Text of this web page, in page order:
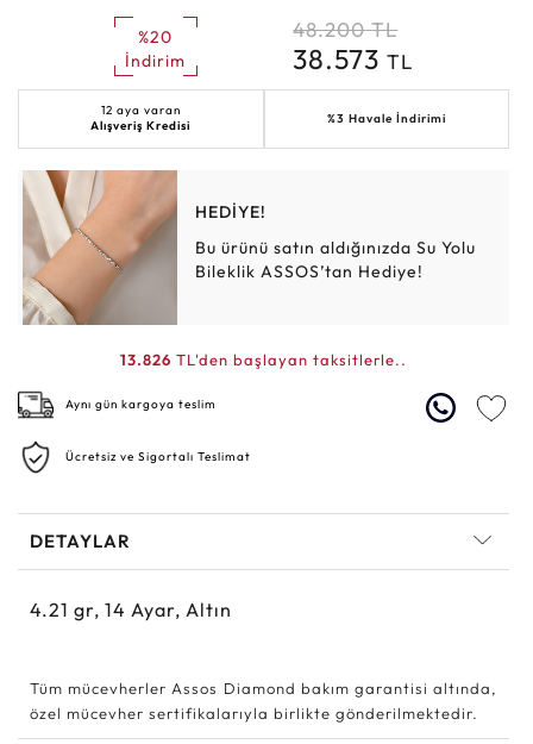
%20
İndirim
48.200 TL
38.573TL
12 aya varan
Alışveriş Kredisi
%3 Havale İndirimi
HEDİYE!
Bu ürünü satın aldığınızda Su Yolu
Bileklik ASSOS’tan Hediye!
13.826 TL'den başlayan taksitlerle..
Aynı gün kargoya teslim
Ücretsiz ve Sigortalı Teslimat
DETAYLAR
4.21 gr, 14 Ayar, Altın
Tüm mücevherler Assos Diamond bakım garantisi altında,
özel mücevher sertifikalarıyla birlikte gönderilmektedir.